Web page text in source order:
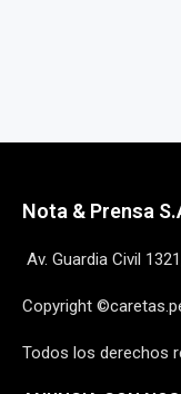
Nota & Prensa
Av. Guardia Civil
Copyright
Todos los derechos